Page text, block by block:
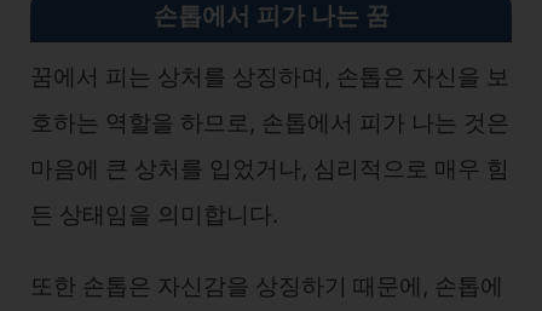
손톱에서 피가 나는 꿈
꿈에서 피는 상처를 상징하며, 손톱은 자신을 보
호하는 역할을 하므로, 손톱에서 피가 나는 것은
마음에 큰 상처를 입었거나, 심리적으로 매우 힘
든 상태임을 의미합니다.
또한 손톱은 자신감을 상징하기 때문에, 손톱에